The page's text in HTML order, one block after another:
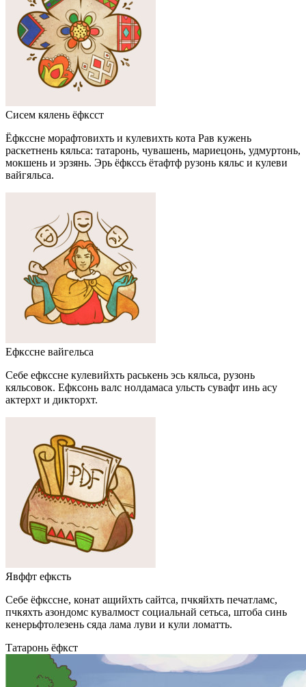
Сисем кялень ёфксст
Ёфкссне морафтовихть и кулевихть кота Рав кужень
раскетнень кяльса: татаронь, чувашень, мариецонь, удмуртонь,
мокшень и эрзянь. Эрь ёфкссь ётафтф рузонь кяльс и кулеви
вайгяльса.
Ефкссне вайгельса
Себе ефкссне кулевийхть раськень эсь кяльса, рузонь
кяльсовок. Ефксонь валс нолдамаса ульсть сувафт инь асу
актерхт и дикторхт.
Явффт ефксть
Себе ёфкссне, конат ащийхть сайтса, пчкяйхть печатламс,
пчкяхть азондомс кувалмост социальнай сетьса, штоба синь
кенерьфтолезень сяда лама луви и кули ломатть.
Татаронь ёфкст